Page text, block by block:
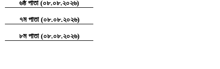
৬ষ্ঠ পাতা (০৮.০৮.২০২৬)
৭ম পাতা (০৮.০৮.২০২৬)
৮ম পাতা (০৮.০৮.২০২৬)